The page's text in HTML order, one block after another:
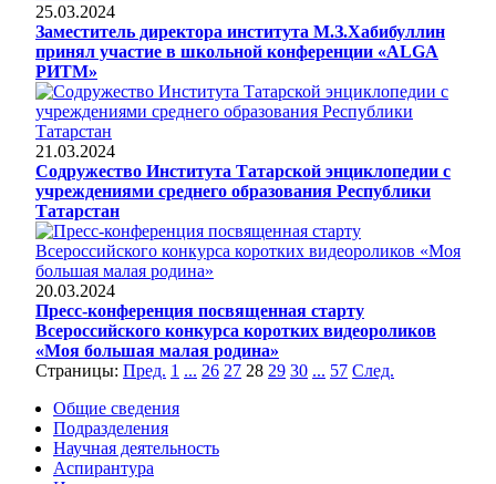
25.03.2024
Заместитель директора института М.З.Хабибуллин
принял участие в школьной конференции «ALGA
РИТМ»
21.03.2024
Содружество Института Татарской энциклопедии с
учреждениями среднего образования Республики
Татарстан
20.03.2024
Пресс-конференция посвященная старту
Всероссийского конкурса коротких видеороликов
«Моя большая малая родина»
Страницы: Пред. 1 ... 26 27 28 29 30 ... 57 След.
Общие сведения
Подразделения
Научная деятельность
Аспирантура